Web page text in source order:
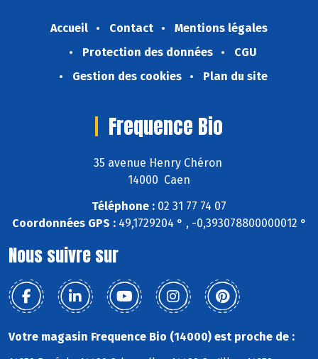
Accueil Contact
Mentions légales
Protection des données
CGU
Gestion des cookies
Plan du site
Frequence Bio
35 avenue Henry Chéron
14000 Caen
Téléphone : 02 31 77 74 07
Coordonnées GPS :49,1729204 ° , -0,393078800000012 °
Nous suivre sur
Votre magasin Frequence Bio (14000) est proche de :